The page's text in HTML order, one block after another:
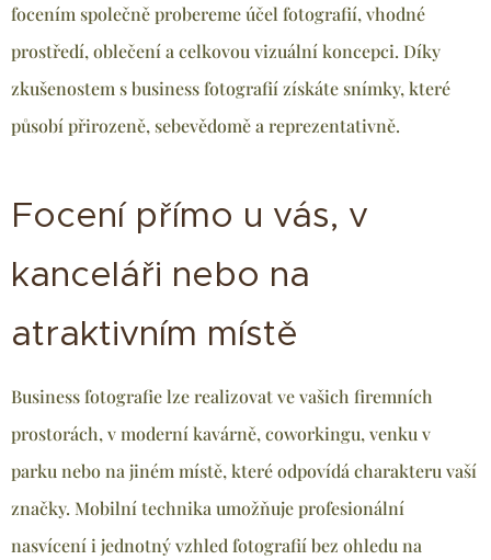
focením společně probereme účel fotografií, vhodné
prostředí, oblečení a celkovou vizuální koncepci. Díky
zkušenostem s business fotografií získáte snímky, které
působí přirozeně, sebevědomě a reprezentativně.
Focení přímo u vás, v
kanceláři nebo na
atraktivním místě
Business fotografie lze realizovat ve vašich firemních
prostorách, v moderní kavárně, coworkingu, venku v
parku nebo na jiném místě, které odpovídá charakteru vaší
značky. Mobilní technika umožňuje profesionální
nasvícení i jednotný vzhled fotografií bez ohledu na